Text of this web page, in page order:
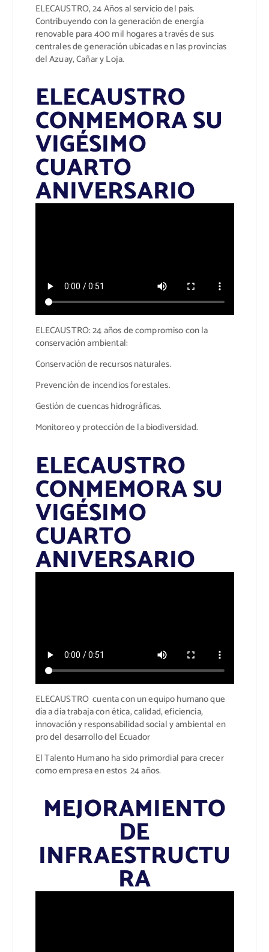
ELECAUSTRO, 24 Años al servicio del país.
Contribuyendo con la generación de energía
renovable para 400 mil hogares a través de sus
centrales de generación ubicadas en las provincias
del Azuay, Cañar y Loja.
ELECAUSTRO
CONMEMORA SU
VIGÉSIMO
CUARTO
ANIVERSARIO
ELECAUSTRO: 24 años de compromiso con la
conservación ambiental:
Conservación de recursos naturales.
Prevención de incendios forestales.
Gestión de cuencas hidrográficas.
Monitoreo y protección de la biodiversidad.
ELECAUSTRO
CONMEMORA SU
VIGÉSIMO
CUARTO
ANIVERSARIO
ELECAUSTRO cuenta con un equipo humano que
día a día trabaja con ética, calidad, eficiencia,
innovación y responsabilidad social y ambiental en
pro del desarrollo del Ecuador
El Talento Humano ha sido primordial para crecer
como empresa en estos 24 años.
MEJORAMIENTO
DE
INFRAESTRUCTU
RA